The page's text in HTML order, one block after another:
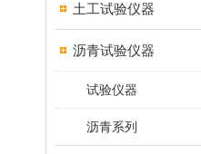
土工试验仪器
沥青试验仪器
试验仪器
沥青系列